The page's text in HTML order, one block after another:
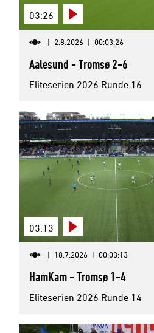
03:26
| 2.8.2026 | 00:03:26
Aalesund - Tromsø 2-6
Eliteserien 2026 Runde 16
03:13
| 18.7.2026 | 00:03:13
HamKam - Tromsø 1-4
Eliteserien 2026 Runde 14